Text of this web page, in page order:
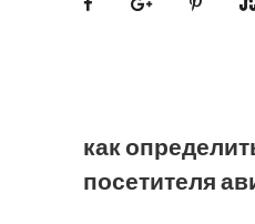
как
посетителя